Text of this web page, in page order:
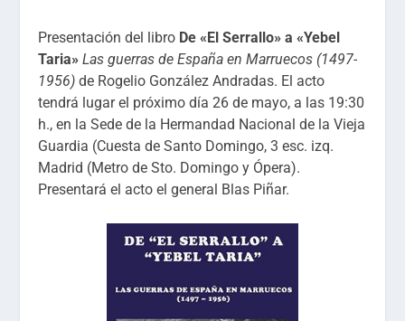
Presentación del libro De «El Serrallo» a «Yebel
Taria»Las guerras de España en Marruecos (1497-
1956) de Rogelio González Andradas. El acto
tendrá lugar el próximo día 26 de mayo, a las 19:30
h., en la Sede de la Hermandad Nacional de la Vieja
Guardia (Cuesta de Santo Domingo, 3 esc. izq.
Madrid (Metro de Sto. Domingo y Ópera).
Presentará el acto el general Blas Piñar.